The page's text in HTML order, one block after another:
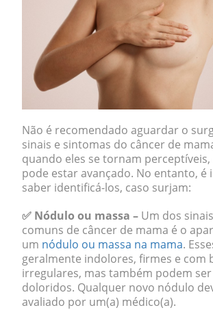
Não é recomendado aguardar o
sinais e sintomas do câncer de
quando eles se tornam
pode estar avançado. No entanto, é
saber identificá-los, caso surjam:
✅ Nódulo ou massa – Um dos
comuns de câncer de mama é o
um nódulo ou massa na mama.
geralmente indolores, firmes e com
irregulares, mas também podem
doloridos. Qualquer novo nódulo
avaliado por um(a) médico(a).